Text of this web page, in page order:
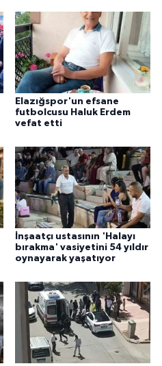
Elazığspor'un efsane
futbolcusu Haluk Erdem
vefat etti
İnşaatçı ustasının 'Halayı
bırakma' vasiyetini 54 yıldır
oynayarak yaşatıyor